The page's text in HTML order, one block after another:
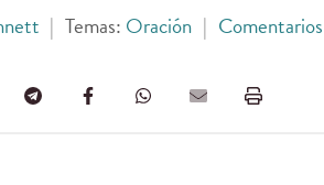
| Temas: Oración | Comentarios